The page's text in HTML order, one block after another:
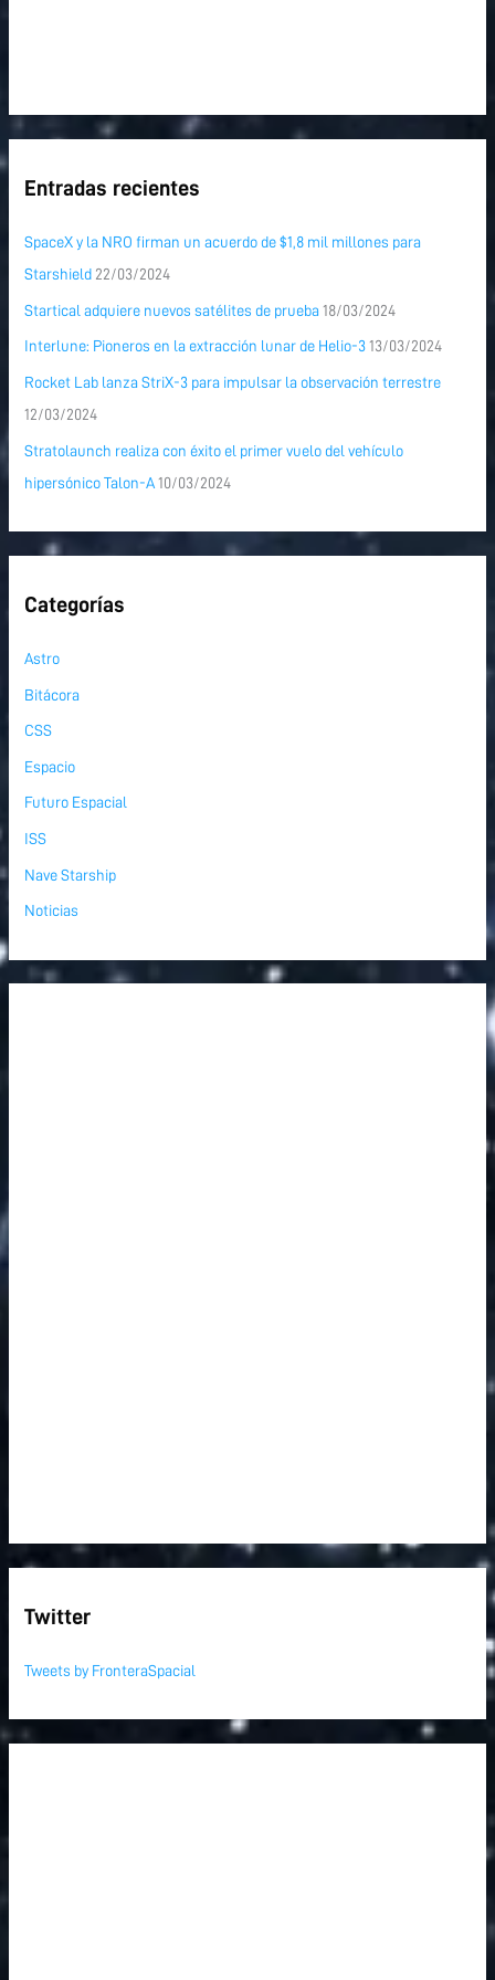
Entradas recientes
SpaceX y la NRO firman un acuerdo de $1,8 mil millones para
Starshield 22/03/2024
Startical adquiere nuevos satélites de prueba 18/03/2024
Interlune: Pioneros en la extracción lunar de Helio-3 13/03/2024
Rocket Lab lanza StriX-3 para impulsar la observación terrestre
12/03/2024
Stratolaunch realiza con éxito el primer vuelo del vehículo
hipersónico Talon-A 10/03/2024
Categorías
Astro
Bitácora
CSS
Espacio
Futuro Espacial
ISS
Nave Starship
Noticias
Twitter
Tweets by FronteraSpacial